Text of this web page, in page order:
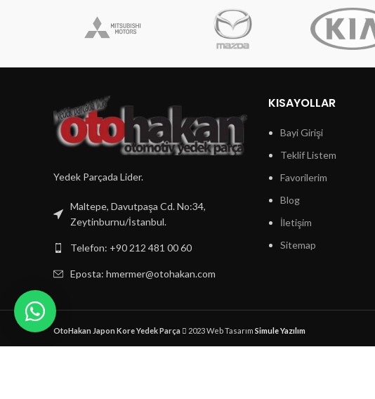
Yedek Parçada Lider.
Maltepe, Davutpaşa Cd. No:34,
Zeytinburnu/İstanbul.
Telefon: +90 212 481 00 60
Eposta: hmermer@otohakan.com
KISAYOLLAR
Bayi Girişi
Teklif Listem
Favorilerim
Blog
İletişim
Sitemap
OtoHakan Japon Kore Yedek Parça 2023 Web Tasarım Simule Yazılım